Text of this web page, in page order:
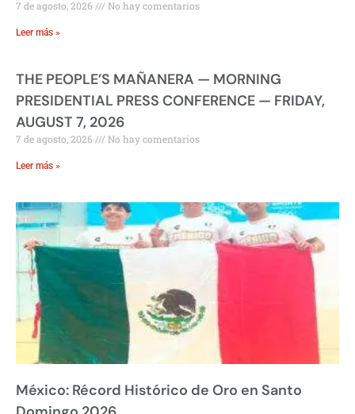
7 de agosto, 2026 No hay comentarios
Leer más »
THE PEOPLE’S MAÑANERA — MORNING
PRESIDENTIAL PRESS CONFERENCE — FRIDAY,
AUGUST 7, 2026
7 de agosto, 2026 No hay comentarios
Leer más »
México: Récord Histórico de Oro en Santo